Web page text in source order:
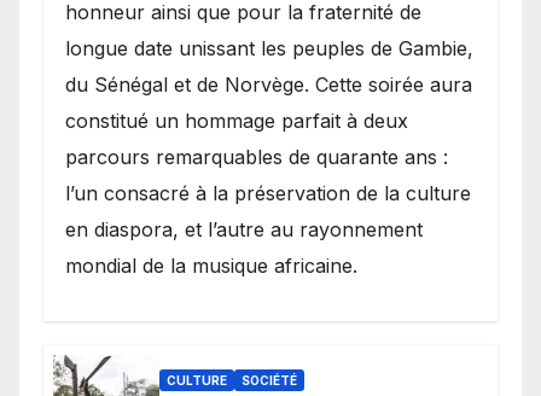
honneur ainsi que pour la fraternité de
longue date unissant les peuples de Gambie,
du Sénégal et de Norvège. Cette soirée aura
constitué un hommage parfait à deux
parcours remarquables de quarante ans :
l’un consacré à la préservation de la culture
en diaspora, et l’autre au rayonnement
mondial de la musique africaine.
CULTURE SOCIÉTÉ